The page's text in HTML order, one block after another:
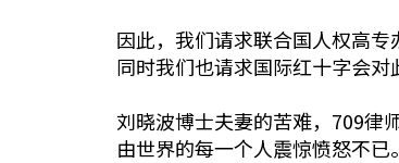
因此，我们请求联合国人权高
同时我们也请求国际红十字会对
刘晓波博士夫妻的苦难，709律
由世界的每一个人震惊愤怒不